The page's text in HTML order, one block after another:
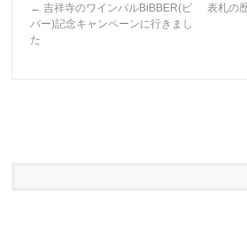
← 吉祥寺のワインバルBiBBER(ビ
バー)記念キャンペーンに行きまし
た
表札の